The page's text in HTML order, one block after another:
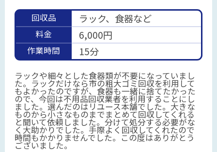
回収品 ラック、食器など
料金 6,000円
作業時間 15分
ラックや細々とした食器類が不要になっていまし
た。ラックだけなら市の粗大ゴミ回収を利用して
もよかったのですが、食器も一緒に捨てたかった
ので、今回は不用品回収業者を利用することにし
ました。選んだのはリユース本舗でした。大きな
ものから小さなものまでまとめて回収してくれる
と聞いて依頼しました。分けて処分する必要がな
く大助かりでした。手際よく回収してくれたので
時間もかかりませんでした。この度はありがとう
ございました。